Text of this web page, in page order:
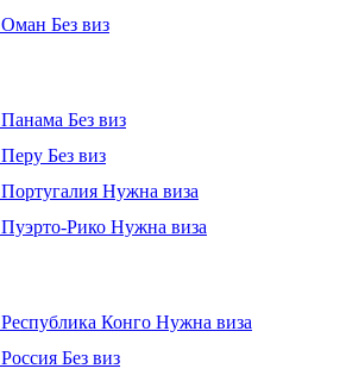
Оман Без виз
Панама Без виз
Перу Без виз
Португалия Нужна виза
Пуэрто-Рико Нужна виза
Республика Конго Нужна виза
Россия Без виз